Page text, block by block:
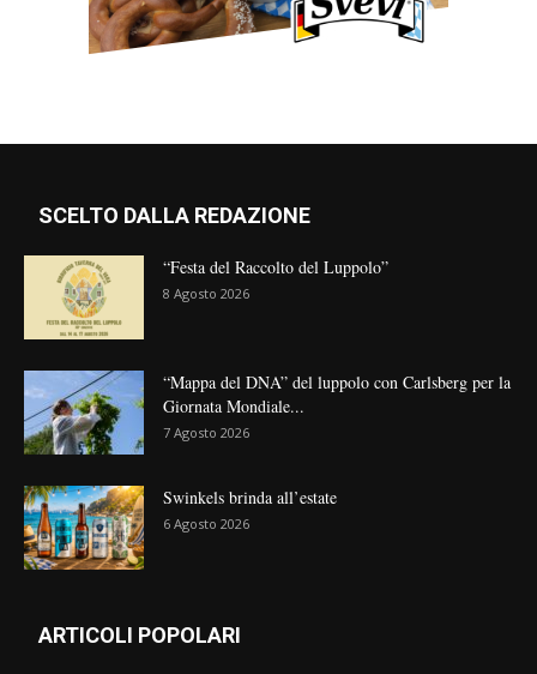
SCELTO DALLA REDAZIONE
“Festa del Raccolto del Luppolo”
8 Agosto 2026
“Mappa del DNA” del luppolo con Carlsberg per la
Giornata Mondiale...
7 Agosto 2026
Swinkels brinda all’estate
6 Agosto 2026
ARTICOLI POPOLARI